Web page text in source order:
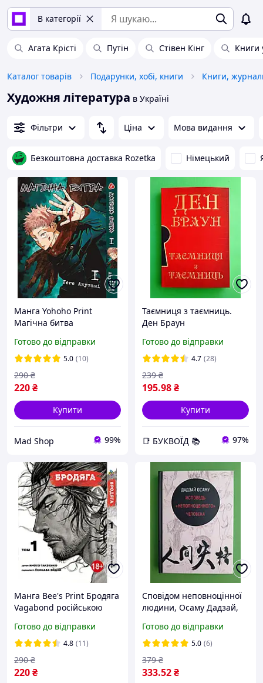
В категорії
Агата Крісті Путін Стівен Кінг Книги
Каталог товарів Подарунки, хобі, книги
Художня література в Україні
Фільтри Ціна Мова видання
Безкоштовна доставка Rozetka Німецький
Манга Yohoho Print
Магічна битва
01 YP SFUA 01
Готово до відправки
5.0 (10)
220₴
290 ₴
Купити
Mad Shop 99%
Таємниця з таємниць.
Ден Браун
Готово до відправки
4.7 (28)
195.98₴
239 ₴
Купити
📑 БУКВОЇД 📚 97%
Манга Bee's Print Бродяга
Vagabond російською
Готово до відправки
4.8 (11)
220₴
290 ₴
Сповідом неповноцінної
людини, Осаму Дадзай,
Готово до відправки
5.0 (6)
333.52₴
379 ₴